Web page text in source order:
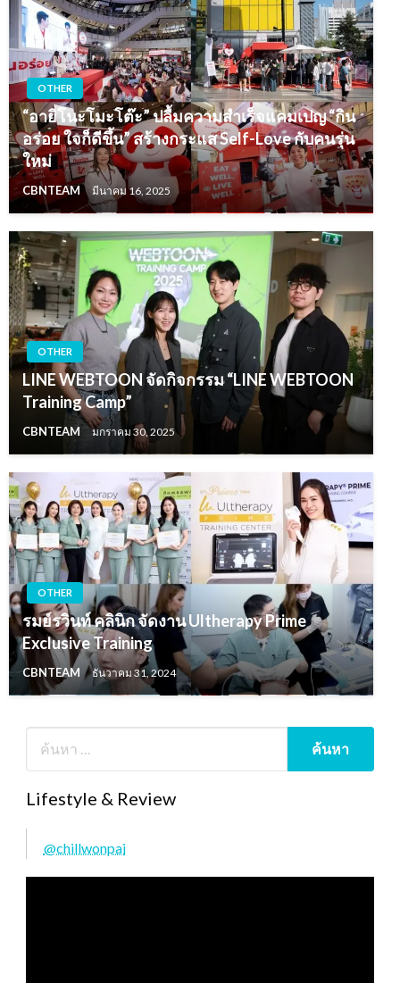
OTHER
“อายิโนะโมะโต๊ะ” ปลื้มความสำเร็จแคมเปญ “กิน
อร่อย ใจก็ดีขึ้น” สร้างกระแส Self-Love กับคนรุ่น
ใหม่
CBNTEAM มีนาคม 16, 2025
OTHER
LINE WEBTOON จัดกิจกรรม “LINE WEBTOON
Training Camp”
CBNTEAM มกราคม 30, 2025
OTHER
รมย์รวินท์ คลินิก จัดงาน Ultherapy Prime
Exclusive Training
CBNTEAM ธันวาคม 31, 2024
Lifestyle & Review
@chillwonpai